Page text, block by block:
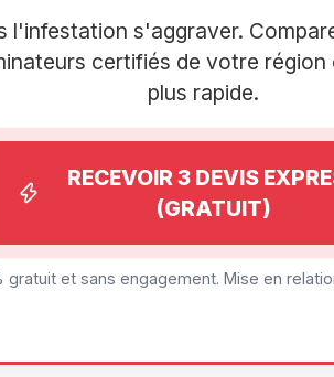
l'infestation s'aggraver.
certifiés de votre
plus rapide.
RECEVOIR 3 DEVIS
(GRATUIT)
gratuit et sans engagement. Mise en